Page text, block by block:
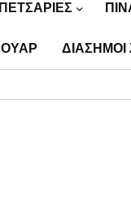
ΔΙΑΣΗΜΟΙ